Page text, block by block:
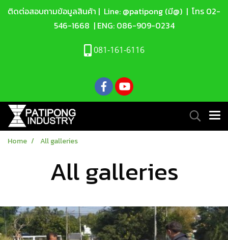
ติดต่อสอบถามข้อมูลสินค้า | Line: @patipong (มี@) | โทร 02-
546-1668 | ENG: 086-909-0234
081-161-6116
Home All galleries
All galleries